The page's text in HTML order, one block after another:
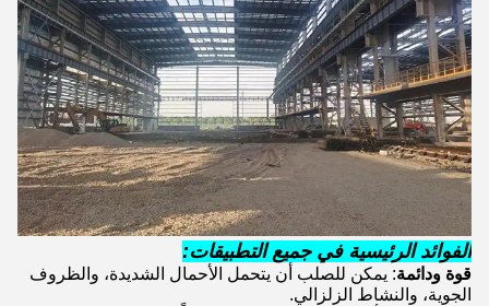
الفوائد الرئيسية في جميع التطبيقات:
قوة ودائمة: يمكن للصلب أن يتحمل الأحمال الشديدة، والظروف
الجوية، والنشاط الزلزالي.